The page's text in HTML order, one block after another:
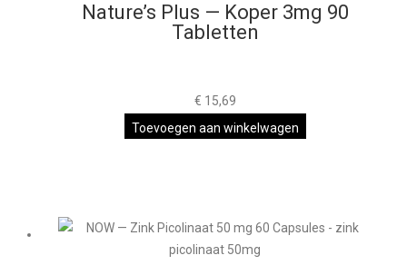
Nature’s Plus — Koper 3mg 90
Tabletten
€ 15,69
Toevoegen aan winkelwagen